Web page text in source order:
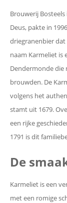
Brouwerij
Deus, pakte in
driegranenbier
naam Karmeliet is
Dendermonde die
brouwden. De
volgens het
stamt uit 1679.
een rijke
1791 is dit
De
Karmeliet is een
met een romige